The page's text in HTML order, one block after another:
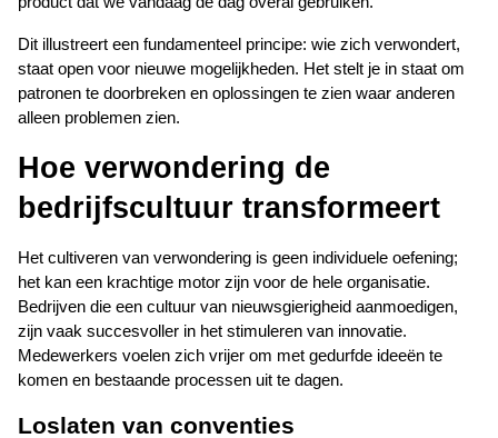
Dit illustreert een fundamenteel principe: wie zich verwondert,
staat open voor nieuwe mogelijkheden. Het stelt je in staat om
patronen te doorbreken en oplossingen te zien waar anderen
alleen problemen zien.
Hoe verwondering de
bedrijfscultuur transformeert
Het cultiveren van verwondering is geen individuele oefening;
het kan een krachtige motor zijn voor de hele organisatie.
Bedrijven die een cultuur van nieuwsgierigheid aanmoedigen,
zijn vaak succesvoller in het stimuleren van innovatie.
Medewerkers voelen zich vrijer om met gedurfde ideeën te
komen en bestaande processen uit te dagen.
Loslaten van conventies